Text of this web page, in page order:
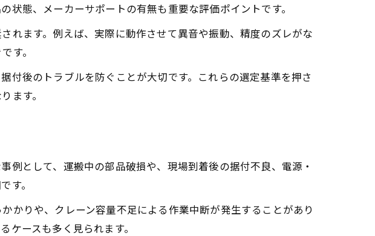
課題と機械対策
と解決事例
械配置の工夫
業遅延の防止策
点と改善策
関係性を解説
率を上げる方法
線と安全性
の注意点
態、メーカーサポートの有無も重要な評価ポイントです。
れます。例えば、実際に動作させて異音や振動、精度のズレがな
す。
付後のトラブルを防ぐことが大切です。これらの選定基準を押さ
ます。
として、運搬中の部品破損や、現場到着後の据付不良、電源・
す。
かりや、クレーン容量不足による作業中断が発生することがあり
ケースも多く見られます。